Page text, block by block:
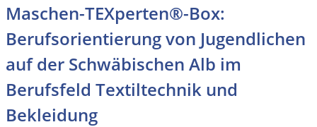
Maschen-TEXperten®-Box:
Berufsorientierung von Jugendlichen
auf der Schwäbischen Alb im
Berufsfeld Textiltechnik und
Bekleidung